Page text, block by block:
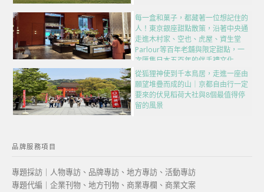
每一盒和菓子，都藏著一位想記住的
人！東京銀座甜點散策，沿著中央通
走進木村家、空也、虎屋、資生堂
Parlour等百年老舖與限定甜點，一
次匯集日本五百年的伴手禮文化
從狐狸神使到千本鳥居，走進一座由
願望堆疊而成的山｜京都自由行一定
要來的伏見稻荷大社與8個最值得停
留的風景
品牌服務項目
專題採訪｜人物專訪、品牌專訪、地方專訪、活動專訪
專題代編｜企業刊物、地方刊物、商業專欄、商業文案